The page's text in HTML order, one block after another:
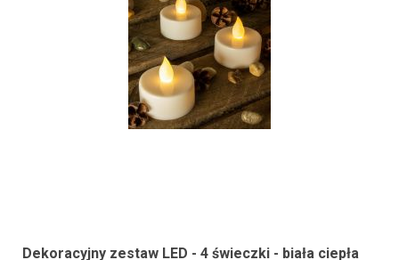
Dekoracyjny zestaw LED - 4 świeczki - biała ciepła